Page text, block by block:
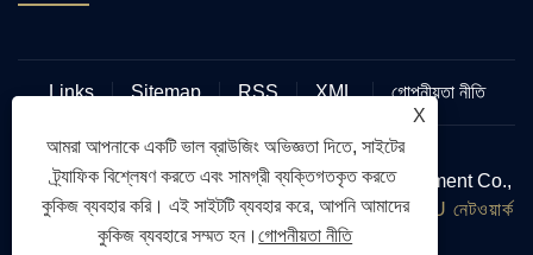
Links Sitemap RSS XML গোপনীয়তা নীতি
কপিরাইট © 2024 Quanzhou Gutai Machinery Equipment Co.,
Ltd. সর্বস্বত্ব সংরক্ষিত। ওয়েবসাইট প্রযুক্তিগত সহায়তা:TIANYU নেটওয়ার্ক
X
আমরা আপনাকে একটি ভাল ব্রাউজিং অভিজ্ঞতা দিতে, সাইটের
ট্র্যাফিক বিশ্লেষণ করতে এবং সামগ্রী ব্যক্তিগতকৃত করতে
কুকিজ ব্যবহার করি। এই সাইটটি ব্যবহার করে, আপনি আমাদের
কুকিজ ব্যবহারে সম্মত হন।গোপনীয়তা নীতি